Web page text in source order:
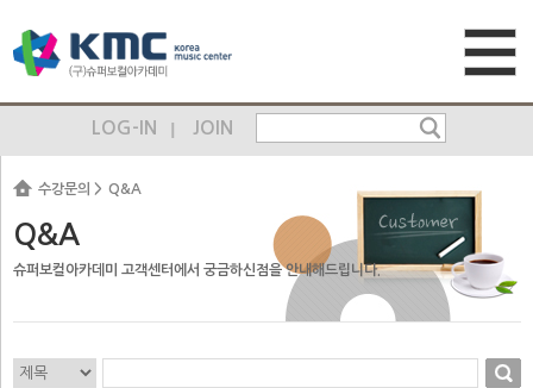
LOG-IN JOIN
수강문의 Q&A
Q&A
슈퍼보컬아카데미 고객센터에서 궁금하신점을 안내해드립니다.